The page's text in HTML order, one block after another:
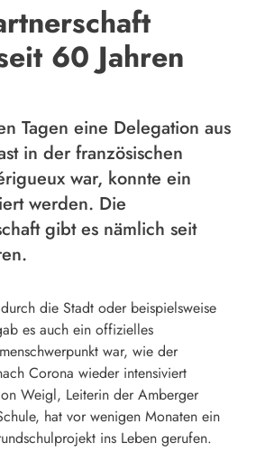
60 Jahren
Tagen eine Delegation aus
in der französischen
war, konnte ein
werden. Die
gibt es nämlich seit
die Stadt oder beispielsweise
es auch ein offizielles
war, wie der
Corona wieder intensiviert
Weigl, Leiterin der Amberger
hat vor wenigen Monaten ein
ins Leben gerufen.